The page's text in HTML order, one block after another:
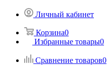
Личный кабинет
Корзина0
Избранные товары0
Сравнение товаров0